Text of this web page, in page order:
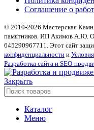
Соглашение о
© 2010-2026 Мастерская
памятников. ИП Акимов А.Ю.
645290967711. Этот сайт
конфиденциальности и
Разработка сайта и SEO-
Закрыть
Каталог
Меню